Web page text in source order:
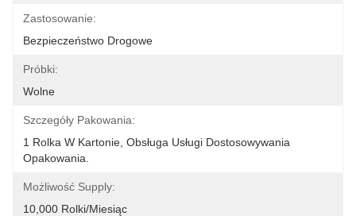
Zastosowanie:
Bezpieczeństwo Drogowe
Próbki:
Wolne
Szczegóły Pakowania:
1 Rolka W Kartonie, Obsługa Usługi Dostosowywania
Opakowania.
Możliwość Supply:
10,000 Rolki/miesiąc